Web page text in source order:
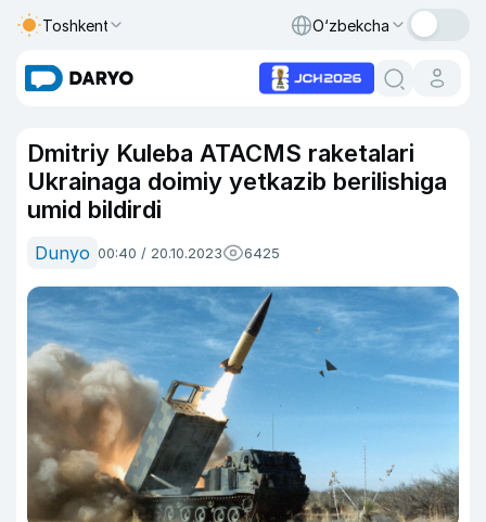
Toshkent O‘zbekcha
Dmitriy Kuleba ATACMS raketalari
Ukrainaga doimiy yetkazib berilishiga
umid bildirdi
Dunyo 00:40 / 20.10.2023 6425